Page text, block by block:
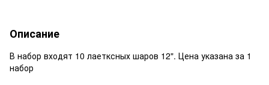
Описание
В набор входят 10 лаетксных шаров 12". Цена указана за 1
набор